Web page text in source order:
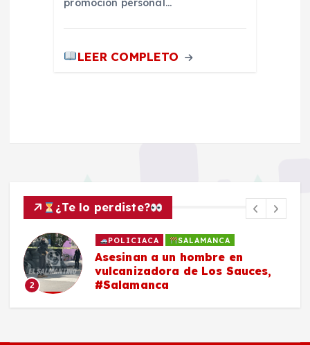
promoción personal…
LEER COMPLETO
¿Te lo perdiste?
2
POLICIACA SALAMANCA
Asesinan a un hombre en
vulcanizadora de Los Sauces,
#Salamanca